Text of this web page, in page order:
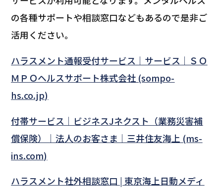
の各種サポートや相談窓口などもあるので是非ご
活用ください。
ハラスメント通報受付サービス｜サービス｜ＳＯ
ＭＰＯヘルスサポート株式会社 (sompo-
hs.co.jp)
付帯サービス｜ビジネスJネクスト（業務災害補
償保険）｜法人のお客さま｜三井住友海上 (ms-
ins.com)
ハラスメント社外相談窓口 | 東京海上日動メディ